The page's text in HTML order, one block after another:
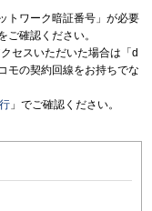
トワーク暗証番号」が必要
ご確認ください。
セスいただいた場合は「d
モの契約回線をお持ちでな
」でご確認ください。